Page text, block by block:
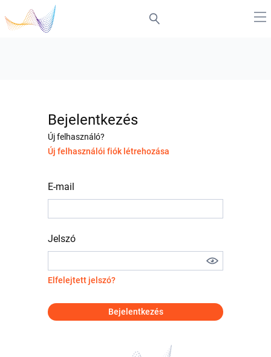
Bejelentkezés
Új felhasználó?
Új felhasználói fiók létrehozása
E-mail
Jelszó
Elfelejtett jelszó?
Bejelentkezés